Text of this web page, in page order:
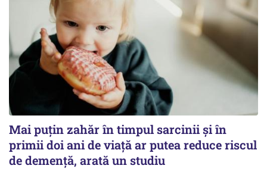
Mai puțin zahăr în timpul sarcinii și în
primii doi ani de viață ar putea reduce riscul
de demență, arată un studiu